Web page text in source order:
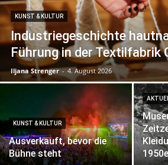
KUNST & KULTUR
Industriegeschichte
Führung in der Textilfabrik
Iljana Strenger - 4. August 2026
KUNST & KULTUR
Ausverkauft, bevor die
Bühne steht